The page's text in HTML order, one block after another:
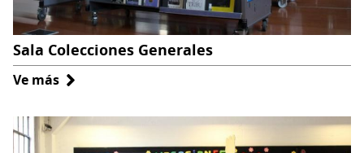
Sala Colecciones Generales
Ve más sobre
Colecciones